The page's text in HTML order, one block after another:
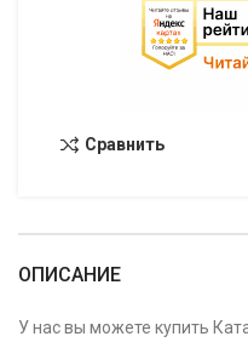
Сравнить
ОПИСАНИЕ
У нас вы можете купить